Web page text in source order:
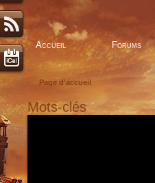
Accueil Forums
Page d'accueil
Mots-clés